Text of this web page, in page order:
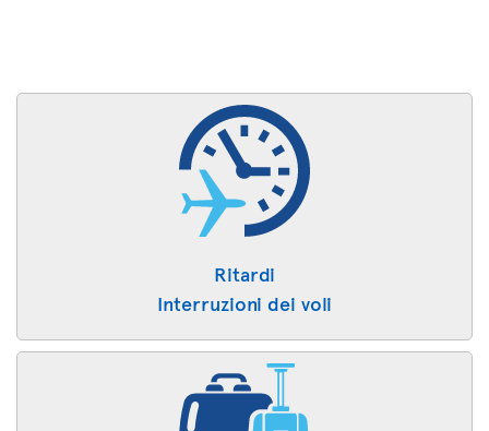
Ritardi
Interruzioni dei voli